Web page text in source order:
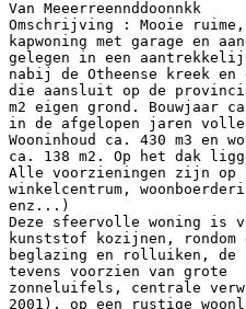
Van Meeerreennddoonnkk
Omschrijving : Mooie
kapwoning met garage en
gelegen in een
nabij de Otheense kreek en
die aansluit op de
m2 eigen grond. Bouwjaar
in de afgelopen jaren
Wooninhoud ca. 430 m3 en
ca. 138 m2. Op het dak
Alle voorzieningen zijn op
winkelcentrum,
enz...)
Deze sfeervolle woning is
kunststof kozijnen, rondom
beglazing en rolluiken, de
tevens voorzien van grote
zonneluifels, centrale
2001), op een rustige